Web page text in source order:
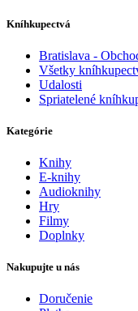
Kníhkupectvá
Bratislava -
Všetky
Udalosti
Spriatelené
Kategórie
Knihy
E-knihy
Audioknihy
Hry
Filmy
Doplnky
Nakupujte u nás
Doručenie